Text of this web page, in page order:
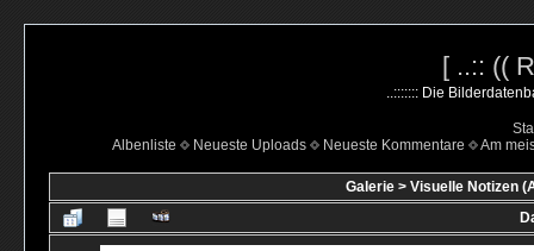
[ ..:: ((
..::::::: Die
Albenliste
Neueste Uploads Neueste Kommentare Am
Galerie> Visuelle Notizen